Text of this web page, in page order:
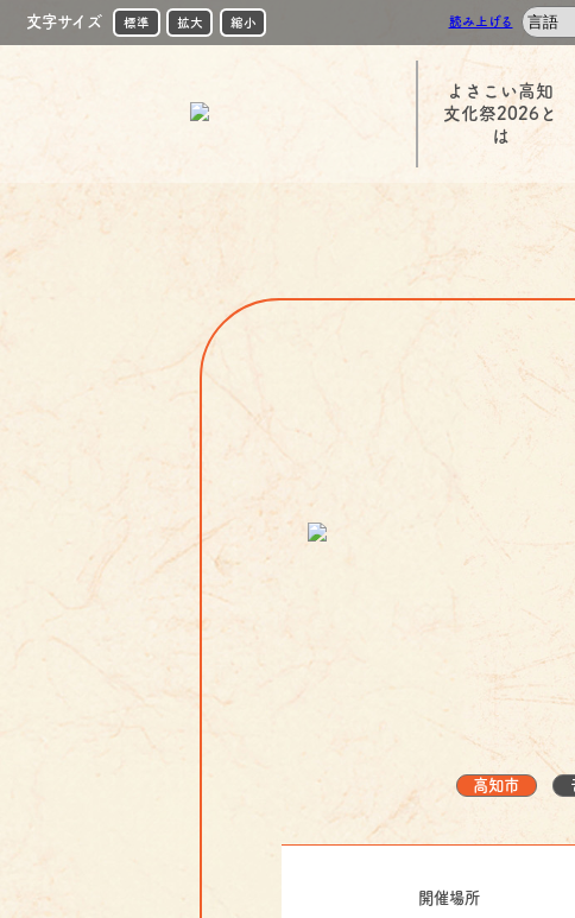
文字サイズ 標準 拡大 縮小 読み上げる
よさこい高知
文化祭2026と
は
高知市
開催場所